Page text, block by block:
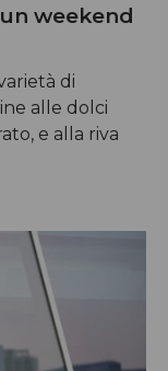
weekend
di
alle dolci
e alla riva